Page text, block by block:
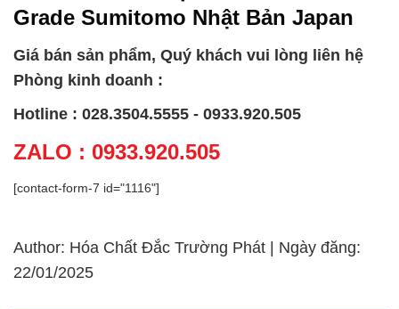
Grade Sumitomo Nhật Bản Japan
Giá bán sản phẩm, Quý khách vui lòng liên hệ
Phòng kinh doanh :
Hotline : 028.3504.5555 - 0933.920.505
ZALO : 0933.920.505
[contact-form-7 id="1116"]
Author: Hóa Chất Đắc Trường Phát | Ngày đăng:
22/01/2025